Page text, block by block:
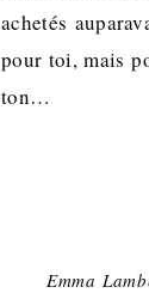
achetés
pour toi, mais
ton…
Emma